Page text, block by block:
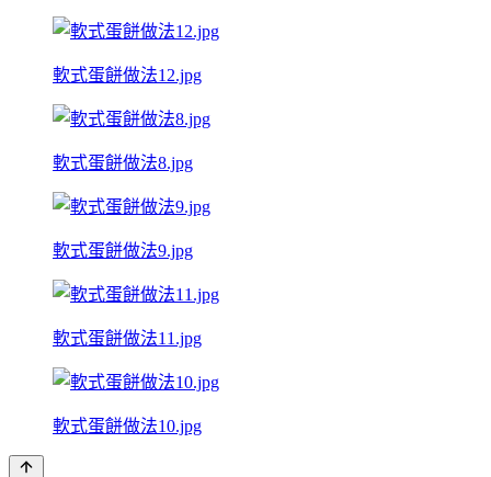
軟式蛋餅做法12.jpg
軟式蛋餅做法8.jpg
軟式蛋餅做法9.jpg
軟式蛋餅做法11.jpg
軟式蛋餅做法10.jpg